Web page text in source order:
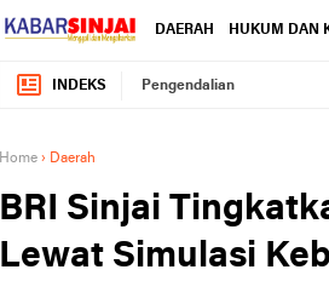
DAERAH HUKUM DAN
INDEKS Pengendalian
Home › Daerah
BRI Sinjai
Lewat Simulasi